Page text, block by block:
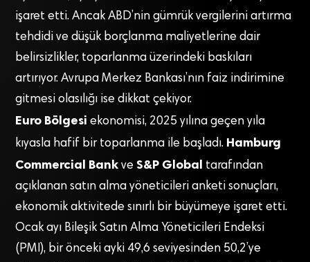
işaret etti. Ancak ABD’nin gümrük vergilerini artırma
tehdidi ve düşük borçlanma maliyetlerine dair
belirsizlikler, toparlanma üzerindeki baskıları
artırıyor. Avrupa Merkez Bankası’nın faiz indirimine
gitmesi olasılığı ise dikkat çekiyor.
Euro Bölgesi ekonomisi, 2025 yılına geçen yıla
kıyasla hafif bir toparlanma ile başladı. Hamburg
Commercial Bank ve S&P Global tarafından
açıklanan satın alma yöneticileri anketi sonuçları,
ekonomik aktivitede sınırlı bir büyümeye işaret etti.
Ocak ayı Bileşik Satın Alma Yöneticileri Endeksi
(PMI), bir önceki ayki 49,6 seviyesinden 50,2’ye